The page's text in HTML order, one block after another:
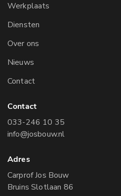
Werkplaats
Diensten
Over ons
Nieuws
Contact
Contact
033-246 10 35
info@josbouw.nl
Adres
Carprof Jos Bouw
Bruins Slotlaan 86